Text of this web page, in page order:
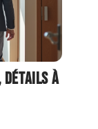
détails à